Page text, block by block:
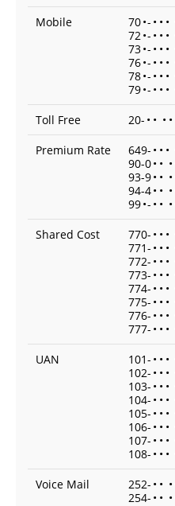
Mobile
70•- • • •
72•- • • •
73•- • • •
76•- • • •
78•- • • •
79•- • • •
Toll Free
20- • • • •
Premium Rate
649- • • •
90-0• • •
93-9• • •
94-4• • •
99•- • • •
Shared Cost
770- • • •
771- • • •
772- • • •
773- • • •
774- • • •
775- • • •
776- • • •
777- • • •
UAN
101- • • •
102- • • •
103- • • •
104- • • •
105- • • •
106- • • •
107- • • •
108- • • •
Voice Mail
252- • • •
254- • • •